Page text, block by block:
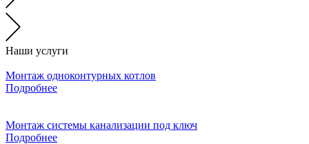
Наши услуги
Монтаж одноконтурных котлов
Подробнее
Монтаж системы канализации под ключ
Подробнее